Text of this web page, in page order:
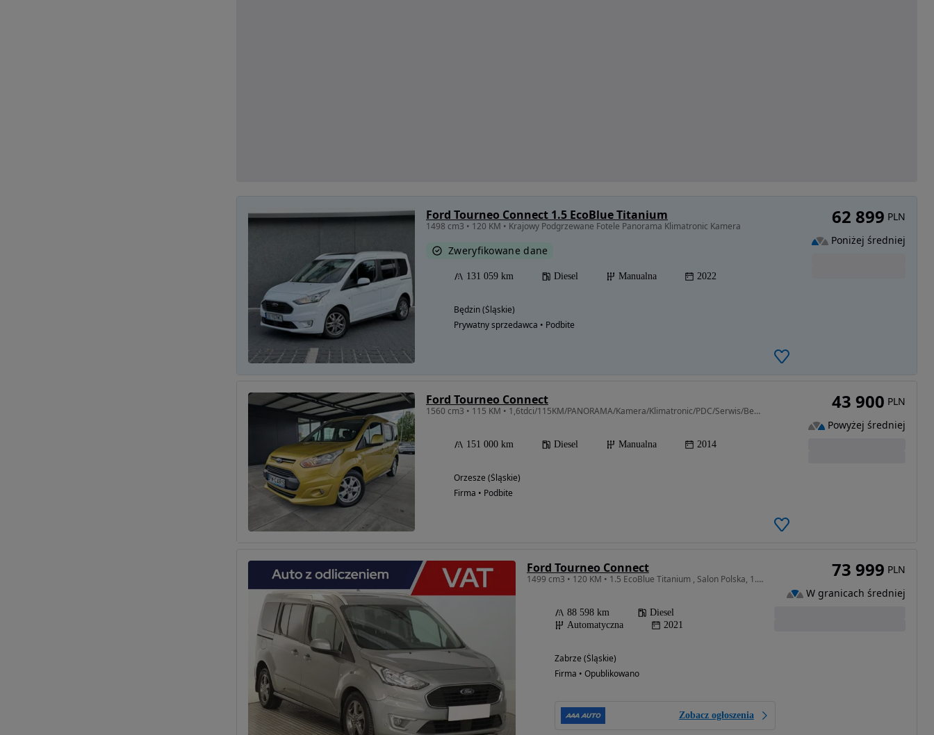
Ford Tourneo Connect 1.5 EcoBlue Titanium
1498 cm3 • 120 KM • Krajowy Podgrzewane Fotele Panorama Klimatronic Kamera
Zweryfikowane dane
131 059 km Diesel Manualna 2022
Będzin (Śląskie)
Prywatny sprzedawca • Podbite
62 899 PLN
Poniżej średniej
Ford Tourneo Connect
1560 cm3 • 115 KM • 1,6tdci/115KM/PANORAMA/Kamera/Klimatronic/PDC/Serwis/Bezwyp/GWARANCJA
151 000 km Diesel Manualna 2014
Orzesze (Śląskie)
Firma • Podbite
43 900 PLN
Powyżej średniej
Ford Tourneo Connect
1499 cm3 • 120 KM • 1.5 EcoBlue Titanium , Salon Polska, 1. Właściciel, Serwis ASO,
88 598 km
Diesel
Automatyczna
2021
Zabrze (Śląskie)
Firma • Opublikowano
Zobacz ogłoszenia
73 999 PLN
W granicach średniej